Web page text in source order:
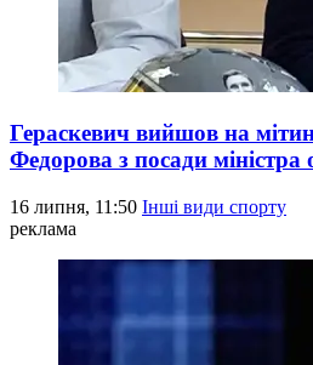
Гераскевич вийшов на
Федорова з посади
16 липня, 11:50 Інші види спорту
реклама